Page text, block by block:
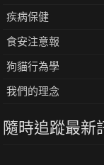
疾病保健
食安注意報
狗貓行為學
我們的理念
隨時追蹤最新